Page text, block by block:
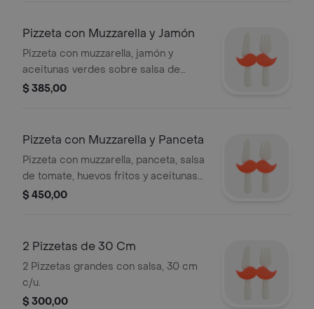
Pizzeta con Muzzarella y Jamón
Pizzeta con muzzarella, jamón y
aceitunas verdes sobre salsa de
tomate.
$ 385,00
Pizzeta con Muzzarella y Panceta
Pizzeta con muzzarella, panceta, salsa
de tomate, huevos fritos y aceitunas
verdes.
$ 450,00
2 Pizzetas de 30 Cm
2 Pizzetas grandes con salsa, 30 cm
c/u.
$ 300,00